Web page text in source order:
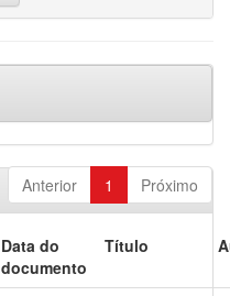
Anterior 1 Próximo
Data do
documento
Título